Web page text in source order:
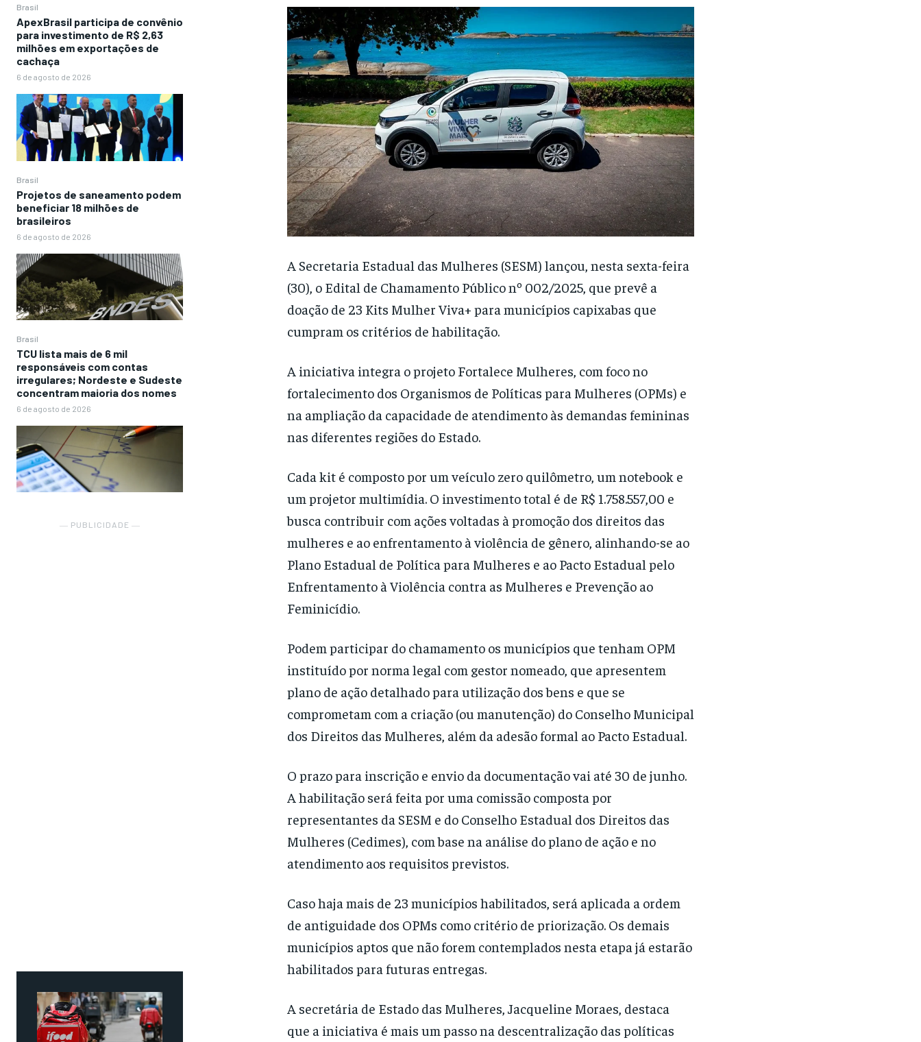
Brasil
ApexBrasil participa de convênio
para investimento de R$ 2,63
milhões em exportações de
cachaça
6 de agosto de 2026
Brasil
Projetos de saneamento podem
beneficiar 18 milhões de
brasileiros
6 de agosto de 2026
Brasil
TCU lista mais de 6 mil
responsáveis com contas
irregulares; Nordeste e Sudeste
concentram maioria dos nomes
6 de agosto de 2026
― PUBLICIDADE ―
A Secretaria Estadual das Mulheres (SESM) lançou, nesta sexta-feira
(30), o Edital de Chamamento Público nº 002/2025, que prevê a
doação de 23 Kits Mulher Viva+ para municípios capixabas que
cumpram os critérios de habilitação.
A iniciativa integra o projeto Fortalece Mulheres, com foco no
fortalecimento dos Organismos de Políticas para Mulheres (OPMs) e
na ampliação da capacidade de atendimento às demandas femininas
nas diferentes regiões do Estado.
Cada kit é composto por um veículo zero quilômetro, um notebook e
um projetor multimídia. O investimento total é de R$ 1.758.557,00 e
busca contribuir com ações voltadas à promoção dos direitos das
mulheres e ao enfrentamento à violência de gênero, alinhando-se ao
Plano Estadual de Política para Mulheres e ao Pacto Estadual pelo
Enfrentamento à Violência contra as Mulheres e Prevenção ao
Feminicídio.
Podem participar do chamamento os municípios que tenham OPM
instituído por norma legal com gestor nomeado, que apresentem
plano de ação detalhado para utilização dos bens e que se
comprometam com a criação (ou manutenção) do Conselho Municipal
dos Direitos das Mulheres, além da adesão formal ao Pacto Estadual.
O prazo para inscrição e envio da documentação vai até 30 de junho.
A habilitação será feita por uma comissão composta por
representantes da SESM e do Conselho Estadual dos Direitos das
Mulheres (Cedimes), com base na análise do plano de ação e no
atendimento aos requisitos previstos.
Caso haja mais de 23 municípios habilitados, será aplicada a ordem
de antiguidade dos OPMs como critério de priorização. Os demais
municípios aptos que não forem contemplados nesta etapa já estarão
habilitados para futuras entregas.
A secretária de Estado das Mulheres, Jacqueline Moraes, destaca
que a iniciativa é mais um passo na descentralização das políticas